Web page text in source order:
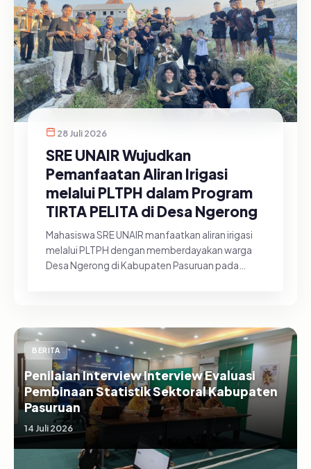
28 Juli 2026
SRE UNAIR Wujudkan
Pemanfaatan Aliran Irigasi
melalui PLTPH dalam Program
TIRTA PELITA di Desa Ngerong
Mahasiswa SRE UNAIR manfaatkan aliran irigasi
melalui PLTPH dengan memberdayakan warga
Desa Ngerong di Kabupaten Pasuruan pada
BERITA
Penilaian Interview Interview Evaluasi
Pembinaan Statistik Sektoral Kabupaten
Pasuruan
14 Juli 2026